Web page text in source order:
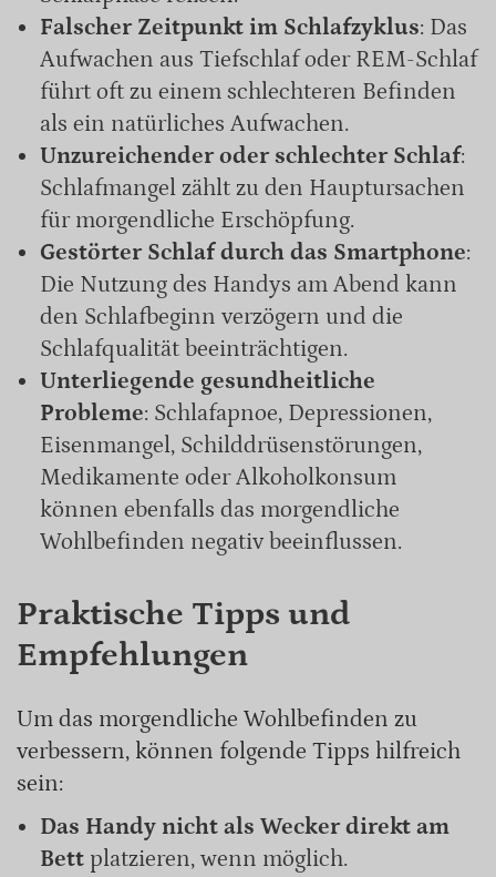
Falscher Zeitpunkt im Schlafzyklus: Das
Aufwachen aus Tiefschlaf oder REM-Schlaf
führt oft zu einem schlechteren Befinden
als ein natürliches Aufwachen.
Unzureichender oder schlechter Schlaf:
Schlafmangel zählt zu den Hauptursachen
für morgendliche Erschöpfung.
Gestörter Schlaf durch das Smartphone:
Die Nutzung des Handys am Abend kann
den Schlafbeginn verzögern und die
Schlafqualität beeinträchtigen.
Unterliegende gesundheitliche
Probleme: Schlafapnoe, Depressionen,
Eisenmangel, Schilddrüsenstörungen,
Medikamente oder Alkoholkonsum
können ebenfalls das morgendliche
Wohlbefinden negativ beeinflussen.
Praktische Tipps und
Empfehlungen
Um das morgendliche Wohlbefinden zu
verbessern, können folgende Tipps hilfreich
sein:
Das Handy nicht als Wecker direkt am
Bettplatzieren, wenn möglich.